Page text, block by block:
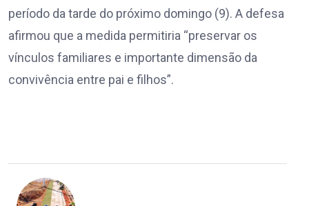
período da tarde do próximo domingo (9). A defesa
afirmou que a medida permitiria “preservar os
vínculos familiares e importante dimensão da
convivência entre pai e filhos”.